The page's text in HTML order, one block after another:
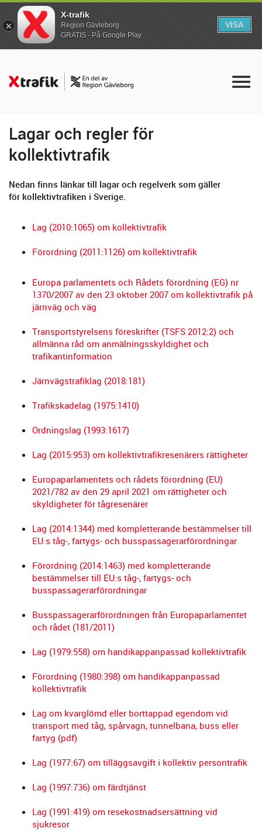
Lagar och regler för
kollektivtrafik
Nedan finns länkar till lagar och regelverk som gäller
för kollektivtrafiken i Sverige.
Lag (2010:1065) om kollektivtrafik
Förordning (2011:1126) om kollektivtrafik
Europa parlamentets och Rådets förordning (EG) nr
1370/2007 av den 23 oktober 2007 om kollektivtrafik på
järnväg och väg
Transportstyrelsens föreskrifter (TSFS 2012:2) och
allmänna råd om anmälningsskyldighet och
trafikantinformation
Järnvägstrafiklag (2018:181)
Trafikskadelag (1975:1410)
Ordningslag (1993:1617)
Lag (2015:953) om kollektivtrafikresenärers rättigheter
Europaparlamentets och rådets förordning (EU)
2021/782 av den 29 april 2021 om rättigheter och
skyldigheter för tågresenärer
Lag (2014:1344) med kompletterande bestämmelser till
EU:s tåg-, fartygs- och busspassagerarförordningar
Förordning (2014:1463) med kompletterande
bestämmelser till EU:s tåg-, fartygs- och
busspassagerarförordningar
Busspassagerarförordningen från Europaparlamentet
och rådet (181/2011)
Lag (1979:558) om handikappanpassad kollektivtrafik
Förordning (1980:398) om handikappanpassad
kollektivtrafik
Lag om kvarglömd eller borttappad egendom vid
transport med tåg, spårvagn, tunnelbana, buss eller
fartyg (pdf)
Lag (1977:67) om tilläggsavgift i kollektiv persontrafik
Lag (1997:736) om färdtjänst
Lag (1991:419) om resekostnadsersättning vid
sjukresor
X-trafik
Region Gävleborg
GRATIS - På Google Play
VISA